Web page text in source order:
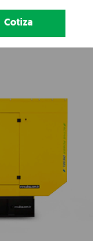
Cotiza